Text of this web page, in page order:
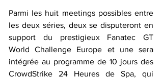
Parmi les huit meetings possibles entre
les deux séries, deux se disputeront en
support du prestigieux Fanatec GT
World Challenge Europe et une sera
intégrée au programme de 10 jours des
CrowdStrike 24 Heures de Spa, qui